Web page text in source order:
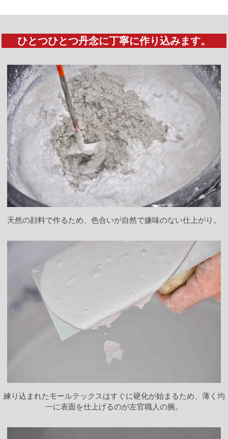
ひとつひとつ丹念に丁寧に作り込みます。
天然の顔料で作るため、色合いが自然で嫌味のない仕上がり。
練り込まれたモールテックスはすぐに硬化が始まるため、薄く均
一に表面を仕上げるのが左官職人の腕。